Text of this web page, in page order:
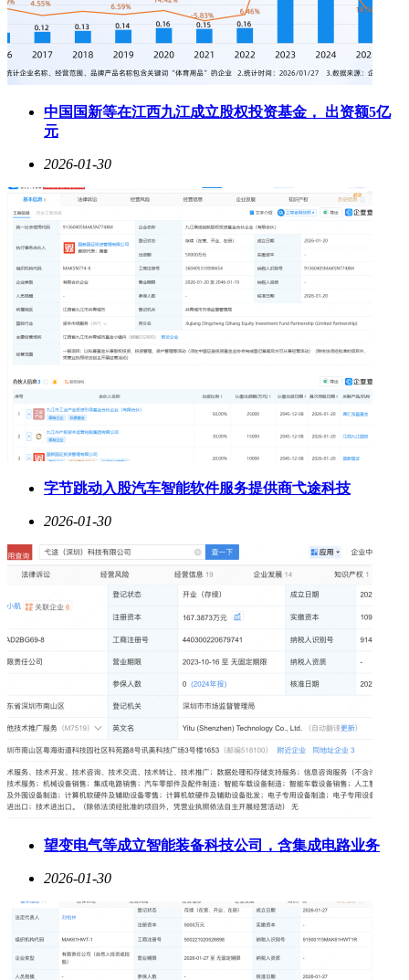
中国国新等在江西九江成立股权投资基金， 出资额5亿
元
2026-01-30
字节跳动入股汽车智能软件服务提供商弋途科技
2026-01-30
望变电气等成立智能装备科技公司，含集成电路业务
2026-01-30